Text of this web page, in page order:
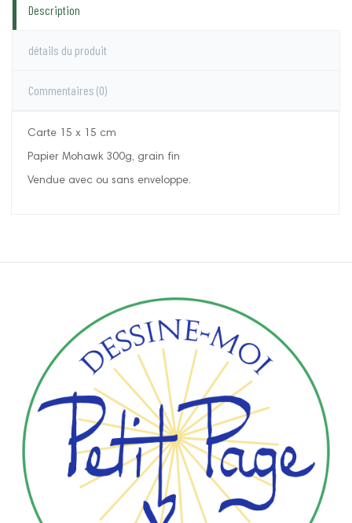
Description
détails du produit
Commentaires (0)
Carte 15 x 15 cm
Papier Mohawk 300g, grain fin
Vendue avec ou sans enveloppe.